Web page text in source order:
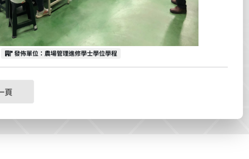
發佈單位
發佈單位：農場管理進修學士學位學程
頁